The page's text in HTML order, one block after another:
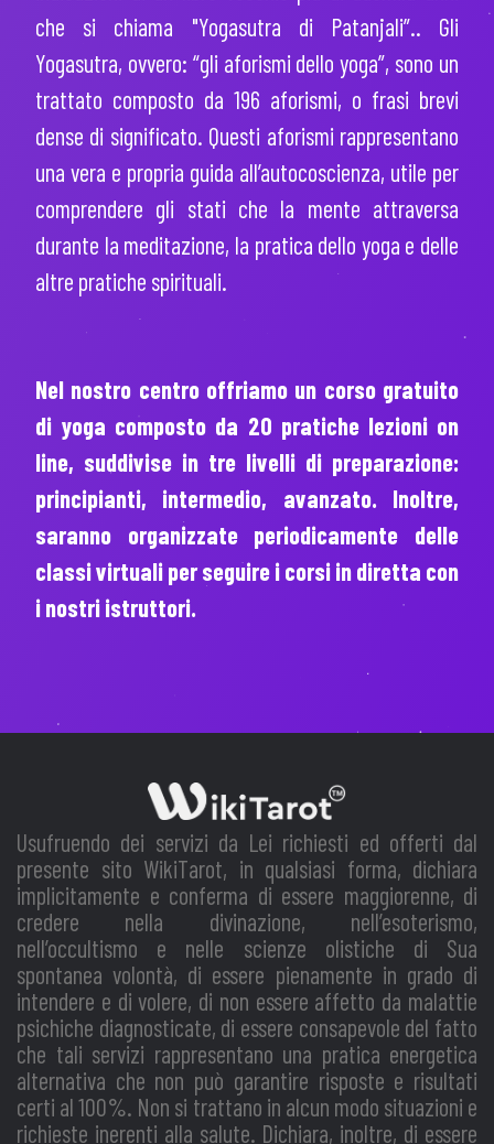
che si chiama "Yogasutra di Patanjali”.. Gli
Yogasutra, ovvero: “gli aforismi dello yoga”, sono un
trattato composto da 196 aforismi, o frasi brevi
dense di significato. Questi aforismi rappresentano
una vera e propria guida all’autocoscienza, utile per
comprendere gli stati che la mente attraversa
durante la meditazione, la pratica dello yoga e delle
altre pratiche spirituali.
Nel nostro centro offriamo un corso gratuito
di yoga composto da 20 pratiche lezioni on
line, suddivise in tre livelli di preparazione:
principianti, intermedio, avanzato. Inoltre,
saranno organizzate periodicamente delle
classi virtuali per seguire i corsi in diretta con
i nostri istruttori.
Usufruendo dei servizi da Lei richiesti ed offerti dal
presente sito WikiTarot, in qualsiasi forma, dichiara
implicitamente e conferma di essere maggiorenne, di
credere nella divinazione, nell’esoterismo,
nell’occultismo e nelle scienze olistiche di Sua
spontanea volontà, di essere pienamente in grado di
intendere e di volere, di non essere affetto da malattie
psichiche diagnosticate, di essere consapevole del fatto
che tali servizi rappresentano una pratica energetica
alternativa che non può garantire risposte e risultati
certi al 100%. Non si trattano in alcun modo situazioni e
richieste inerenti alla salute. Dichiara, inoltre, di essere